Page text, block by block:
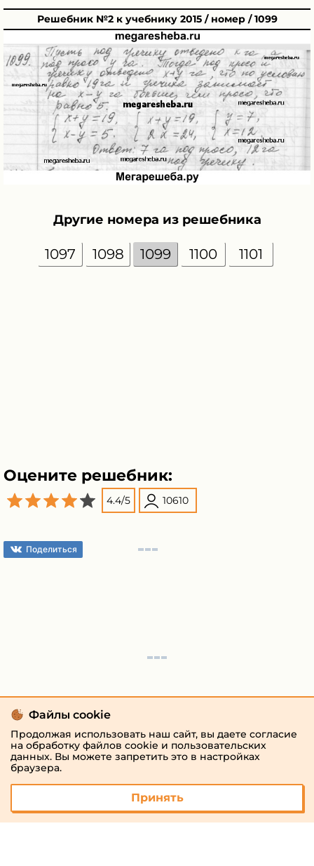
Решебник №2 к учебнику 2015 / номер / 1099
Другие номера из решебника
1097 1098 1099 1100 1101
Оцените решебник:
4.4/5 10610
Поделиться
Файлы cookie
Продолжая использовать наш сайт, вы даете согласие
на обработку файлов cookie и пользовательских
данных. Вы можете запретить это в настройках
браузера.
Принять